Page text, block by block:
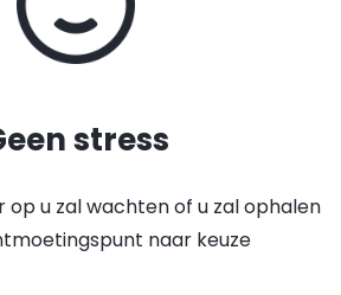
stress
op u zal wachten of u zal ophalen
naar keuze